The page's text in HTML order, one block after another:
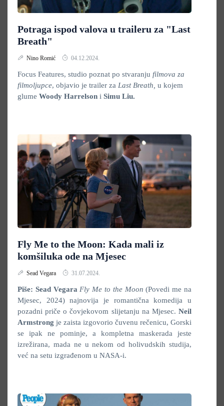
Potraga ispod valova u traileru za "Last
Breath"
Nino Romić 04.12.2024.
Focus Features, studio poznat po stvaranju filmova za
filmoljupce, objavio je trailer za Last Breath, u kojem
glume Woody Harrelson i Simu Liu.
Fly Me to the Moon: Kada mali iz
komšiluka ode na Mjesec
Sead Vegara 31.07.2024.
Piše: Sead Vegara Fly Me to the Moon(Povedi me na
Mjesec, 2024)
najnovija je romantična komedija u
pozadni priče o čovjekovom slijetanju na Mjesec. Neil
Armstrong je zaista izgovorio čuvenu rečenicu, Gorski
se ipak ne pominje, a kompletna maskerada jeste
izrežirana, mada ne u nekom od holivudskih studija,
već na setu izgrađenom u NASA-i.